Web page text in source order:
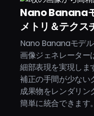
Nano Banana
メトリ＆テクス
Nano Bananaモデ
画像ジェネレーター
細部表現を実現しま
補正の手間が少ない
成果物をレンダリン
簡単に統合できます。